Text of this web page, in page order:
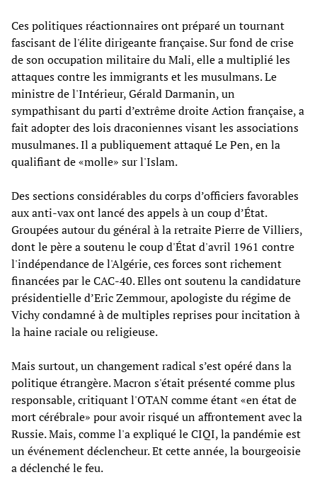
Ces politiques réactionnaires ont préparé un tournant
fascisant de l'élite dirigeante française. Sur fond de crise
de son occupation militaire du Mali, elle a multiplié les
attaques contre les immigrants et les musulmans. Le
ministre de l'Intérieur, Gérald Darmanin, un
sympathisant du parti d’extrême droite Action française, a
fait adopter des lois draconiennes visant les associations
musulmanes. Il a publiquement attaqué Le Pen, en la
qualifiant de «molle» sur l'Islam.
Des sections considérables du corps d’officiers favorables
aux anti-vax ont lancé des appels à un coup d’État.
Groupées autour du général à la retraite Pierre de Villiers,
dont le père a soutenu le coup d'État d'avril 1961 contre
l'indépendance de l'Algérie, ces forces sont richement
financées par le CAC-40. Elles ont soutenu la candidature
présidentielle d’Eric Zemmour, apologiste du régime de
Vichy condamné à de multiples reprises pour incitation à
la haine raciale ou religieuse.
Mais surtout, un changement radical s’est opéré dans la
politique étrangère. Macron s'était présenté comme plus
responsable, critiquant l'OTAN comme étant «en état de
mort cérébrale» pour avoir risqué un affrontement avec la
Russie. Mais, comme l'a expliqué le CIQI, la pandémie est
un événement déclencheur. Et cette année, la bourgeoisie
a déclenché le feu.